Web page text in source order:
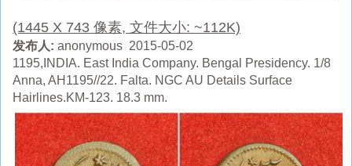
(1445 X 743 像素, 文件大小: ~112K)
发布人: anonymous 2015-05-02
1195,INDIA. East India Company. Bengal Presidency. 1/8
Anna, AH1195//22. Falta. NGC AU Details Surface
Hairlines.KM-123. 18.3 mm.